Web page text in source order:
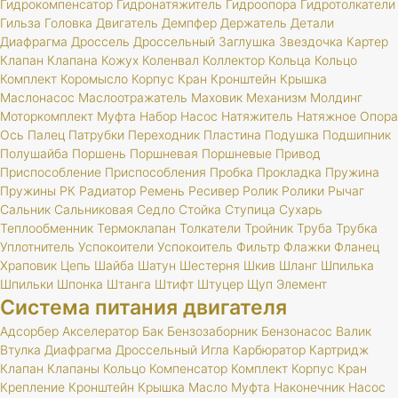
Гидрокомпенсатор Гидронатяжитель Гидроопора Гидротолкатели
Гильза Головка Двигатель Демпфер Держатель Детали
Диафрагма Дроссель Дроссельный Заглушка Звездочка Картер
Клапан Клапана Кожух Коленвал Коллектор Кольца Кольцо
Комплект Коромысло Корпус Кран Кронштейн Крышка
Маслонасос Маслоотражатель Маховик Механизм Молдинг
Моторкомплект Муфта Набор Насос Натяжитель Натяжное Опора
Ось Палец Патрубки Переходник Пластина Подушка Подшипник
Полушайба Поршень Поршневая Поршневые Привод
Приспособление Приспособления Пробка Прокладка Пружина
Пружины РК Радиатор Ремень Ресивер Ролик Ролики Рычаг
Сальник Сальниковая Седло Стойка Ступица Сухарь
Теплообменник Термоклапан Толкатели Тройник Труба Трубка
Уплотнитель Успокоители Успокоитель Фильтр Флажки Фланец
Храповик Цепь Шайба Шатун Шестерня Шкив Шланг Шпилька
Шпильки Шпонка Штанга Штифт Штуцер Щуп Элемент
Система питания двигателя
Адсорбер Акселератор Бак Бензозаборник Бензонасос Валик
Втулка Диафрагма Дроссельный Игла Карбюратор Картридж
Клапан Клапаны Кольцо Компенсатор Комплект Корпус Кран
Крепление Кронштейн Крышка Масло Муфта Наконечник Насос